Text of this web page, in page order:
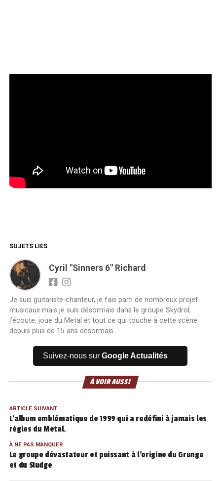
SUJETS LIÉS
Cyril "Sinners 6" Richard
Je suis guitariste-chanteur, je fais parti de nombreux projet
musicaux mais je suis désormais dans le groupe Skydrol,
j’écoute, joue du Metal et tout ce qui touche à cette scène
depuis plus de 15 ans désormais.
Suivez-nous surGoogle Actualités
À VOIR AUSSI
ARTICLE SUIVANT
L’album emblématique de 1999 qui a redéfini à jamais les
règles du Metal.
À NE PAS MANQUER
Le groupe dévastateur et puissant à l’origine du Grunge
et du Sludge